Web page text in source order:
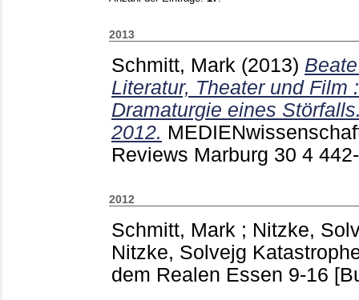
2013
Schmitt, Mark (2013)
Literatur, Theater und Film
Dramaturgie eines
2012.
Reviews Marburg 30 4
2012
Schmitt, Mark ; Nitzke,
Nitzke, Solvejg
dem Realen Essen 9-16